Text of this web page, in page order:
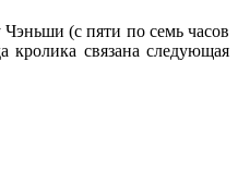
(с пяти по семь часов
связана следующая